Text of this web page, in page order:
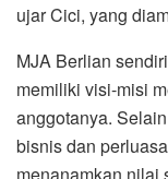
ujar Cici, yang
MJA Berlian
memiliki visi-misi
anggotanya.
bisnis dan